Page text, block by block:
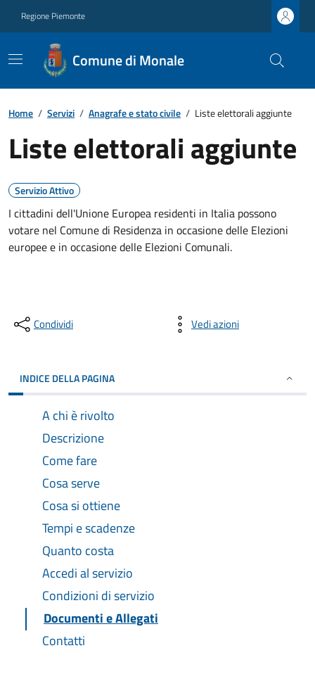
Regione Piemonte
Comune di Monale
Home / Servizi / Anagrafe e stato civile / Liste elettorali aggiunte
Liste elettorali aggiunte
Servizio Attivo
I cittadini dell'Unione Europea residenti in Italia possono
votare nel Comune di Residenza in occasione delle Elezioni
europee e in occasione delle Elezioni Comunali.
Condividi Vedi azioni
INDICE DELLA PAGINA
A chi è rivolto
Descrizione
Come fare
Cosa serve
Cosa si ottiene
Tempi e scadenze
Quanto costa
Accedi al servizio
Condizioni di servizio
Documenti e Allegati
Contatti